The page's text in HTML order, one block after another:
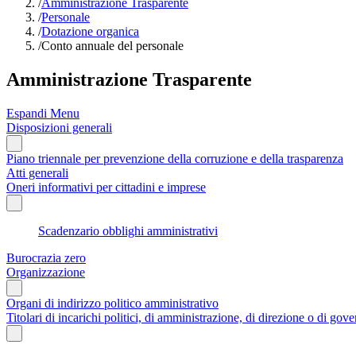
/Amministrazione Trasparente
/Personale
/Dotazione organica
/Conto annuale del personale
Amministrazione Trasparente
Espandi Menu
Disposizioni generali
Piano triennale per prevenzione della corruzione e della trasparenza
Atti generali
Oneri informativi per cittadini e imprese
Scadenzario obblighi amministrativi
Burocrazia zero
Organizzazione
Organi di indirizzo politico amministrativo
Titolari di incarichi politici, di amministrazione, di direzione o di